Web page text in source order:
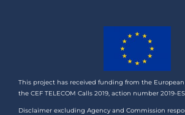
This project has received funding from the
the CEF TELECOM Calls 2019, action number 2019-
Disclaimer excluding Agency and Commission